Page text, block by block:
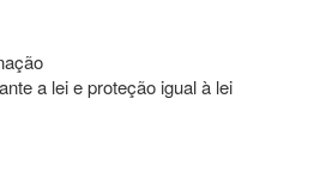
a lei e proteção igual à lei